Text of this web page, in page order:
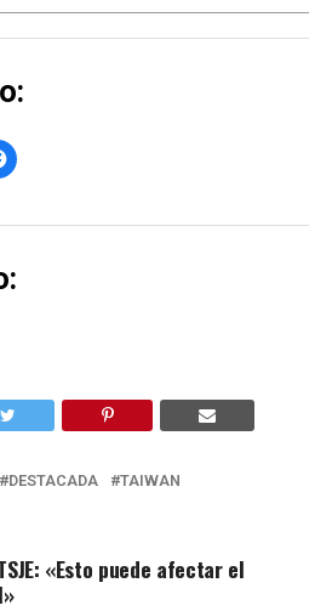
Haz
clic
Facebook
en
una
DESTACADA TAIWAN
«Esto puede afectar el